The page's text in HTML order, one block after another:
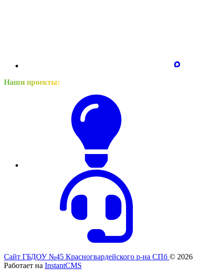
Наши проекты:
Сайт ГБДОУ №45 Красногвардейского р-на СПб © 2026
Работает на InstantCMS